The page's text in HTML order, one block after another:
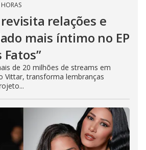
revisita relações e
mais íntimo no EP
Fatos”
de 20 milhões de streams em
Vittar, transforma lembranças